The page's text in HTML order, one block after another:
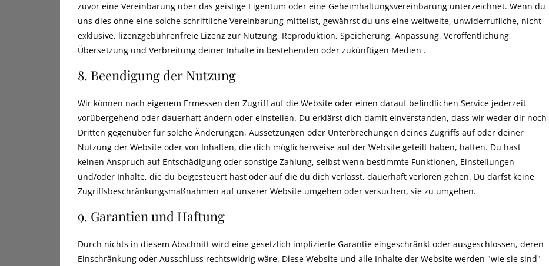
zuvor eine Vereinbarung über das geistige Eigentum oder eine Geheimhaltungsvereinbarung unterzeichnet. Wenn du
uns dies ohne eine solche schriftliche Vereinbarung mitteilst, gewährst du uns eine weltweite, unwiderrufliche, nicht
exklusive, lizenzgebührenfreie Lizenz zur Nutzung, Reproduktion, Speicherung, Anpassung, Veröffentlichung,
Übersetzung und Verbreitung deiner Inhalte in bestehenden oder zukünftigen Medien .
8. Beendigung der Nutzung
Wir können nach eigenem Ermessen den Zugriff auf die Website oder einen darauf befindlichen Service jederzeit
vorübergehend oder dauerhaft ändern oder einstellen. Du erklärst dich damit einverstanden, dass wir weder dir noch
Dritten gegenüber für solche Änderungen, Aussetzungen oder Unterbrechungen deines Zugriffs auf oder deiner
Nutzung der Website oder von Inhalten, die dich möglicherweise auf der Website geteilt haben, haften. Du hast
keinen Anspruch auf Entschädigung oder sonstige Zahlung, selbst wenn bestimmte Funktionen, Einstellungen
und/oder Inhalte, die du beigesteuert hast oder auf die du dich verlässt, dauerhaft verloren gehen. Du darfst keine
Zugriffsbeschränkungsmaßnahmen auf unserer Website umgehen oder versuchen, sie zu umgehen.
9. Garantien und Haftung
Durch nichts in diesem Abschnitt wird eine gesetzlich implizierte Garantie eingeschränkt oder ausgeschlossen, deren
Einschränkung oder Ausschluss rechtswidrig wäre. Diese Website und alle Inhalte der Website werden "wie sie sind"